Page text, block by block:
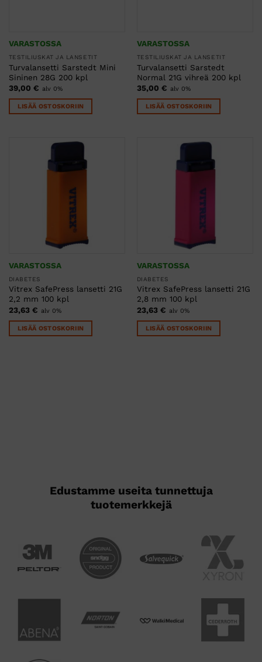
VARASTOSSA
TESTILIUSKAT JA LANSETIT
Turvalansetti Sarstedt Mini
Sininen 28G 200 kpl
39,00 € alv 0%
LISÄÄ OSTOSKORIIN
VARASTOSSA
TESTILIUSKAT JA LANSETIT
Turvalansetti Sarstedt
Normal 21G vihreä 200 kpl
35,00 € alv 0%
LISÄÄ OSTOSKORIIN
VARASTOSSA
DIABETES
Vitrex SafePress lansetti 21G
2,2 mm 100 kpl
23,63 € alv 0%
LISÄÄ OSTOSKORIIN
VARASTOSSA
DIABETES
Vitrex SafePress lansetti 21G
2,8 mm 100 kpl
23,63 € alv 0%
LISÄÄ OSTOSKORIIN
Edustamme useita tunnettuja
tuotemerkkejä